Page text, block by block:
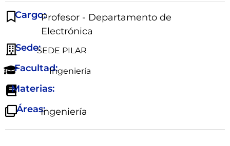
Cargo:Profesor - Departamento de
Electrónica
Sede:SEDE PILAR
Facultad:Ingeniería
Materias:
Áreas:Ingeniería